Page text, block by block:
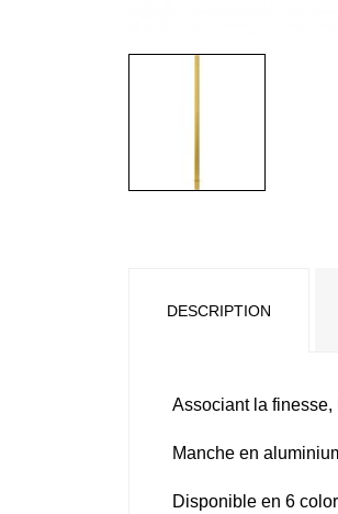
DESCRIPTION
Associant la finesse,
Manche en
Disponible en 6